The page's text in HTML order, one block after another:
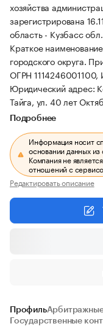
хозяйства
зарегистрирована
область - Кузбасс
Краткое
городского округа.
ОГРН
Юридический адрес:
Тайга, ул. 40 лет
Подробнее
Информация носит
основании данных из
Компания не
отношений с
Редактировать описание
Профиль
Государственные